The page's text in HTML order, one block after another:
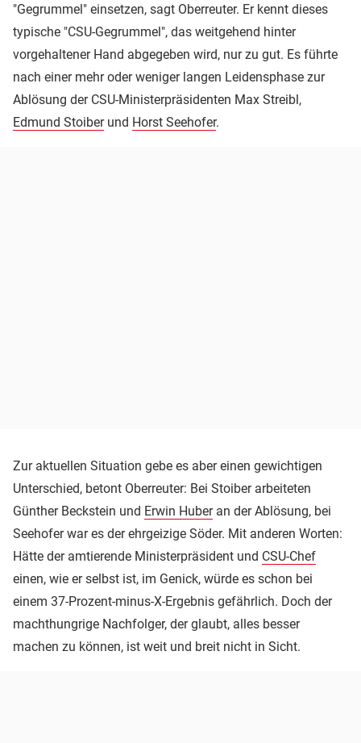
"Gegrummel" einsetzen, sagt Oberreuter. Er kennt dieses
typische "CSU-Gegrummel", das weitgehend hinter
vorgehaltener Hand abgegeben wird, nur zu gut. Es führte
nach einer mehr oder weniger langen Leidensphase zur
Ablösung der CSU-Ministerpräsidenten Max Streibl,
Edmund Stoiberund Horst Seehofer.
Zur aktuellen Situation gebe es aber einen gewichtigen
Unterschied, betont Oberreuter: Bei Stoiber arbeiteten
Günther Beckstein und Erwin Huberan der Ablösung, bei
Seehofer war es der ehrgeizige Söder. Mit anderen Worten:
Hätte der amtierende Ministerpräsident und CSU-Chef
einen, wie er selbst ist, im Genick, würde es schon bei
einem 37-Prozent-minus-X-Ergebnis gefährlich. Doch der
machthungrige Nachfolger, der glaubt, alles besser
machen zu können, ist weit und breit nicht in Sicht.